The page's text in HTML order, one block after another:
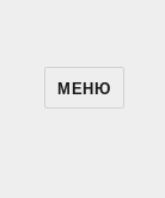
МЕНЮ